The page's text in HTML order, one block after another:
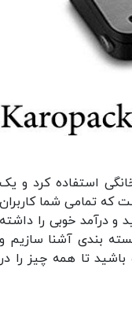
استفاده کرد و یک
تمامی شما کاربران
درآمد خوبی را داشته
بندی آشنا سازیم و
تا همه چیز را در